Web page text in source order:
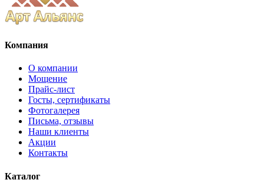
Компания
О компании
Мощение
Прайс-лист
Госты, сертификаты
Фотогалерея
Письма, отзывы
Наши клиенты
Акции
Контакты
Каталог